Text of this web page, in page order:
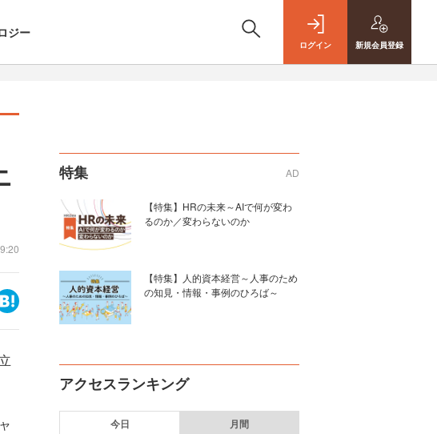
ジー
ログイン 新規会員登録
特集 AD
【特集】HRの未来～AIで何が変わ
るのか／変わらないのか
【特集】人的資本経営～人事のため
の知見・情報・事例のひろば～
アクセスランキング
今日 月間